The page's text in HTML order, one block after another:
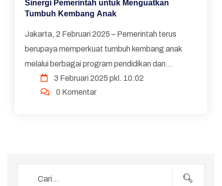
Sinergi Pemerintah untuk Menguatkan
Tumbuh Kembang Anak
Jakarta, 2 Februari 2025 – Pemerintah terus
berupaya memperkuat tumbuh kembang anak
melalui berbagai program pendidikan dan
penguatan karakter. Salah satu langkah konkret
yang dilakukan adalah s...
3 Februari 2025 pkl. 10:02
0 Komentar